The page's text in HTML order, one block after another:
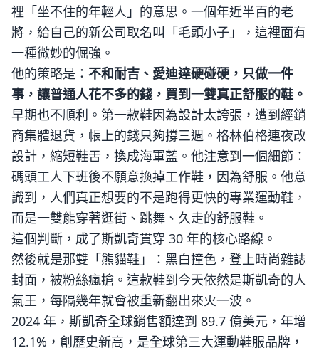
裡「坐不住的年輕人」的意思。一個年近半百的老
將，給自己的新公司取名叫「毛頭小子」，這裡面有
一種微妙的倔強。
他的策略是： 不和耐吉、愛迪達硬碰硬，只做一件
事，讓普通人花不多的錢，買到一雙真正舒服的鞋。
早期也不順利。第一款鞋因為設計太誇張，遭到經銷
商集體退貨，帳上的錢只夠撐三週。格林伯格連夜改
設計，縮短鞋舌，換成海軍藍。他注意到一個細節：
碼頭工人下班後不願意換掉工作鞋，因為舒服。他意
識到，人們真正想要的不是跑得更快的專業運動鞋，
而是一雙能穿著逛街、跳舞、久走的舒服鞋。
這個判斷，成了斯凱奇貫穿 30 年的核心路線。
然後就是那雙「熊貓鞋」：黑白撞色，登上時尚雜誌
封面，被粉絲瘋搶。這款鞋到今天依然是斯凱奇的人
氣王，每隔幾年就會被重新翻出來火一波。
2024 年，斯凱奇全球銷售額達到 89.7 億美元，年增
12.1%，創歷史新高，是全球第三大運動鞋服品牌，